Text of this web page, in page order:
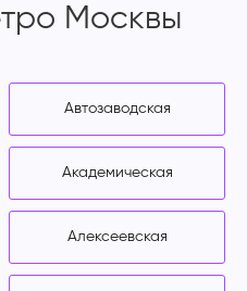
Москвы
Автозаводская
Академическая
Алексеевская